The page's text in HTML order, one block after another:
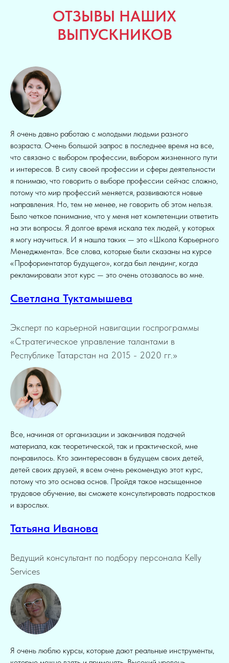
ОТЗЫВЫ НАШИХ
ВЫПУСКНИКОВ
Я очень давно работаю с молодыми людьми разного
возраста. Очень большой запрос в последнее время на все,
что связано с выбором профессии, выбором жизненного пути
и интересов. В силу своей профессии и сферы деятельности
я понимаю, что говорить о выборе профессии сейчас сложно,
потому что мир профессий меняется, развиваются новые
направления. Но, тем не менее, не говорить об этом нельзя.
Было четкое понимание, что у меня нет компетенции ответить
на эти вопросы. Я долгое время искала тех людей, у которых
я могу научиться. И я нашла таких — это «Школа Карьерного
Менеджмента». Все слова, которые были сказаны на курсе
«Профориентатор будущего», когда был лендинг, когда
рекламировали этот курс — это очень отозвалось во мне.
Светлана Туктамышева
Эксперт по карьерной навигации госпрограммы
«Стратегическое управление талантами в
Республике Татарстан на 2015 - 2020 гг.»
Все, начиная от организации и заканчивая подачей
материала, как теоретической, так и практической, мне
понравилось. Кто заинтересован в будущем своих детей,
детей своих друзей, я всем очень рекомендую этот курс,
потому что это основа основ. Пройдя такое насыщенное
трудовое обучение, вы сможете консультировать подростков
и взрослых.
Татьяна Иванова
Ведущий консультант по подбору персонала Kelly
Services
Я очень люблю курсы, которые дают реальные инструменты,